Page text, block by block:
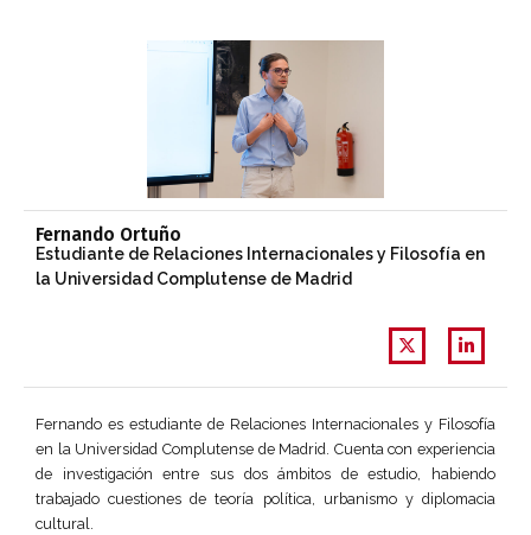
Fernando Ortuño
Estudiante de Relaciones Internacionales y Filosofía en
la Universidad Complutense de Madrid
Fernando es estudiante de Relaciones Internacionales y Filosofía
en la Universidad Complutense de Madrid. Cuenta con experiencia
de investigación entre sus dos ámbitos de estudio, habiendo
trabajado cuestiones de teoría política, urbanismo y diplomacia
cultural.